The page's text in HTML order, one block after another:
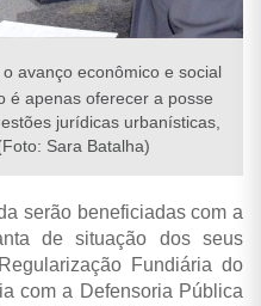
avanço econômico e social
é apenas oferecer a posse
jurídicas urbanísticas,
Sara Batalha)
beneficiadas com a
de situação dos seus
Fundiária do
com a Defensoria Pública